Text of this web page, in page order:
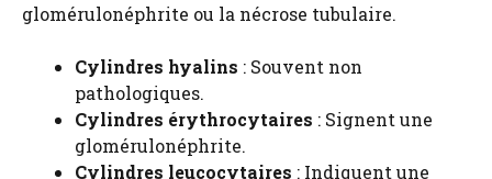
glomérulonéphrite ou la nécrose tubulaire.
Cylindres hyalins : Souvent non
pathologiques.
Cylindres érythrocytaires : Signent une
glomérulonéphrite.
Cylindres leucocytaires : Indiquent une